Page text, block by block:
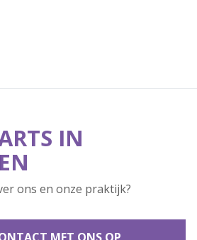
IN
ons en onze praktijk?